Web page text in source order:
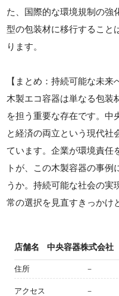
た、国際的な環境規制の強
型の包装材に移行すること
ります。
【まとめ：持続可能な未来
木製エコ容器は単なる包装
を担う重要な存在です。中
と経済の両立という現代社
ています。企業が環境責任
トが、この木製容器の事例
うか。持続可能な社会の実
常の選択を見直すきっかけ
店舗名 中央容器株式会社
住所 －
アクセス －